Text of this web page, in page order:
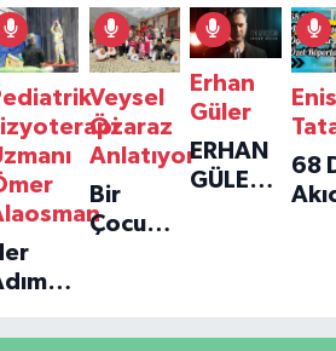
Veysel
Özaraz
Anlatıyor
Bir
Çocuğun
Yolculuğu
Erhan
Güler
ERHAN
GÜLER'IN
Enis
68